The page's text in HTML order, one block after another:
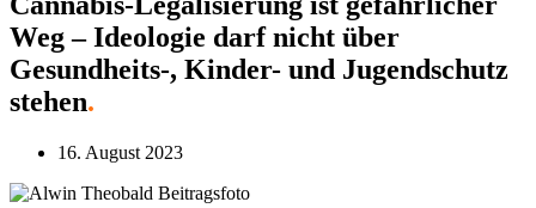
Weg – Ideologie darf nicht über
Gesundheits-, Kinder- und Jugendschutz
stehen.
16. August 2023